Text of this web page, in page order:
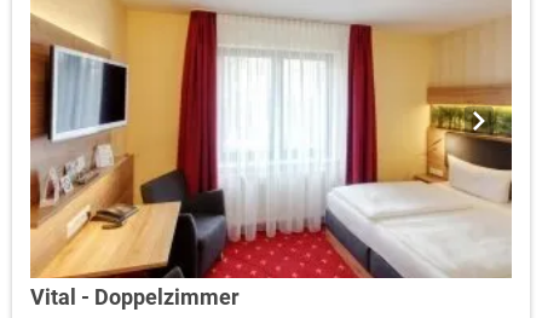
Vital - Doppelzimmer